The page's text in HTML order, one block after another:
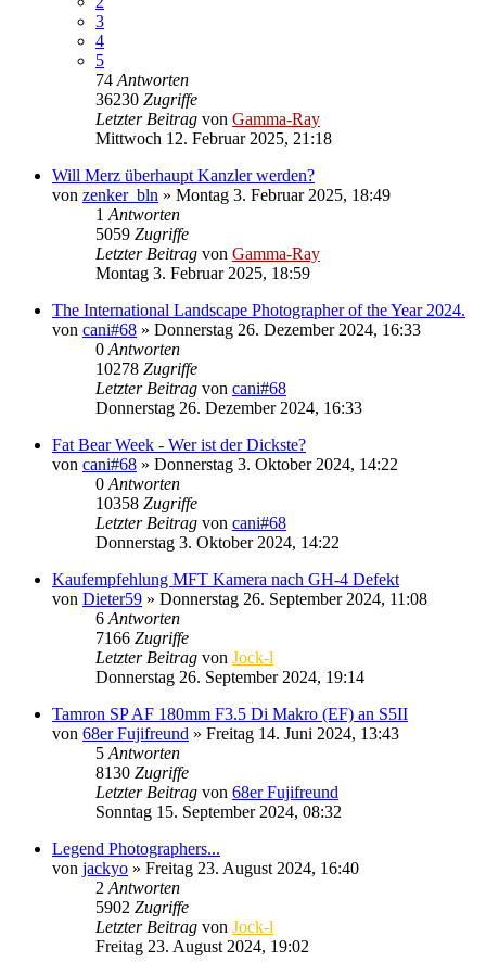
3
4
5
74 Antworten
36230 Zugriffe
Letzter Beitrag von Gamma-Ray
Mittwoch 12. Februar 2025, 21:18
Will Merz überhaupt Kanzler werden?
von zenker_bln » Montag 3. Februar 2025, 18:49
1 Antworten
5059 Zugriffe
Letzter Beitrag von Gamma-Ray
Montag 3. Februar 2025, 18:59
The International Landscape Photographer of the Year 2024.
von cani#68 » Donnerstag 26. Dezember 2024, 16:33
0 Antworten
10278 Zugriffe
Letzter Beitrag von cani#68
Donnerstag 26. Dezember 2024, 16:33
Fat Bear Week - Wer ist der Dickste?
von cani#68 » Donnerstag 3. Oktober 2024, 14:22
0 Antworten
10358 Zugriffe
Letzter Beitrag von cani#68
Donnerstag 3. Oktober 2024, 14:22
Kaufempfehlung MFT Kamera nach GH-4 Defekt
von Dieter59 » Donnerstag 26. September 2024, 11:08
6 Antworten
7166 Zugriffe
Letzter Beitrag von Jock-l
Donnerstag 26. September 2024, 19:14
Tamron SP AF 180mm F3.5 Di Makro (EF) an S5II
von 68er Fujifreund » Freitag 14. Juni 2024, 13:43
5 Antworten
8130 Zugriffe
Letzter Beitrag von 68er Fujifreund
Sonntag 15. September 2024, 08:32
Legend Photographers...
von jackyo » Freitag 23. August 2024, 16:40
2 Antworten
5902 Zugriffe
Letzter Beitrag von Jock-l
Freitag 23. August 2024, 19:02